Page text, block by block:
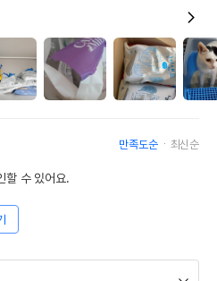
만족도순 최신순
할 수 있어요.